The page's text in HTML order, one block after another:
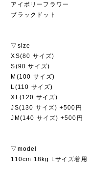
アイボリーフラワー
ブラックドット
▽size
XS(80 サイズ)
S(90 サイズ)
M(100 サイズ)
L(110 サイズ)
XL(120 サイズ)
JS(130 サイズ) +500円
JM(140 サイズ) +500円
▽model
110cm 18kg Lサイズ着用